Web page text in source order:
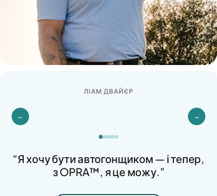
ЛІАМ ДВАЙЄР
← →
“Я хочу бути автогонщиком — і тепер,
з OPRA™, я це можу.”